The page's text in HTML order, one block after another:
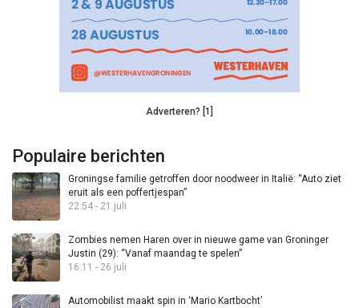
Adverteren? [1]
Populaire berichten
Groningse familie getroffen door noodweer in Italië: “Auto ziet
eruit als een poffertjespan”
22:54 - 21 juli
Zombies nemen Haren over in nieuwe game van Groninger
Justin (29): “Vanaf maandag te spelen”
16:11 - 26 juli
Automobilist maakt spin in ‘Mario Kartbocht’